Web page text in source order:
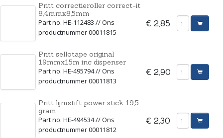
Pritt correctieroller correct-it
8,4mmx8,5mm
Part no. HE-112483 // Ons
productnummer 00011815
€ 2,85
Pritt sellotape original
19mmx15m inc dispenser
Part no. HE-495794 // Ons
productnummer 00011813
€ 2,90
Pritt lijmstift power stick 19,5
gram
Part no. HE-494534 // Ons
productnummer 00011812
€ 2,30